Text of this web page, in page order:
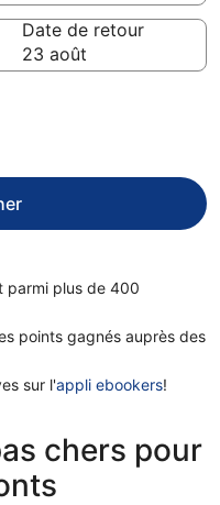
Date de retour
23 août
parmi plus de 400
points gagnés auprès des
sur l'appli ebookers!
chers pour